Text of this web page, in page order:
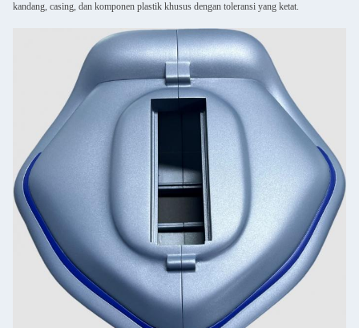
kandang, casing, dan komponen plastik khusus dengan toleransi yang ketat.